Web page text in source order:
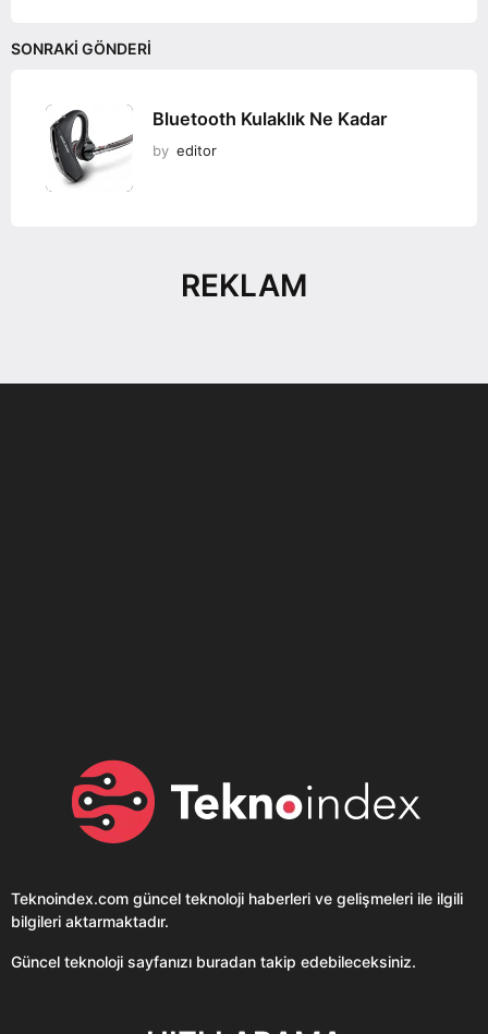
SONRAKI GÖNDERI
Bluetooth Kulaklık Ne Kadar
by editor
REKLAM
Teknoindex.com güncel teknoloji haberleri ve gelişmeleri ile ilgili
bilgileri aktarmaktadır.
Güncel teknoloji sayfanızı buradan takip edebileceksiniz.